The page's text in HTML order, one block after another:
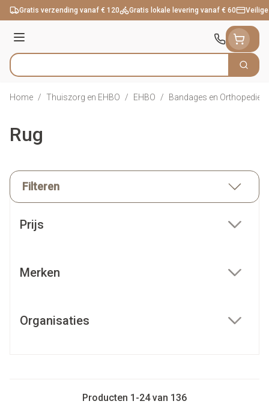
Ga naar de inhoud
Gratis verzending vanaf € 120 Gratis lokale levering vanaf € 60
Menu
Product, merk, categorie... Zoek
Home / Thuiszorg en EHBO / EHBO / Bandages en Orthopedie
Rug
Filteren
Prijs
Merken
Organisaties
Producten 1 -24van 136